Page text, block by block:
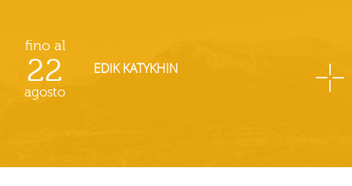
fino al
22
agosto
EDIK KATYKHIN